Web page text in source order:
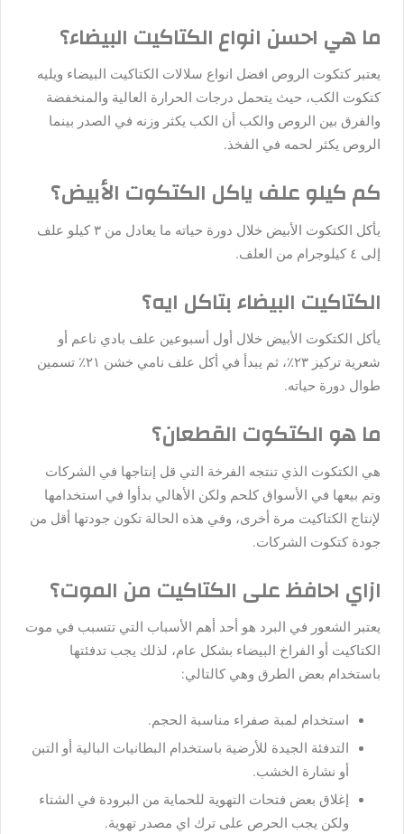
ما هي احسن انواع الكتاكيت البيضاء؟
يعتبر كتكوت الروص افضل انواع سلالات الكتاكيت البيضاء ويليه
كتكوت الكب، حيث يتحمل درجات الحرارة العالية والمنخفضة
والفرق بين الروص والكب أن الكب يكثر وزنه في الصدر بينما
الروص يكثر لحمه في الفخذ.
كم كيلو علف ياكل الكتكوت الأبيض؟
يأكل الكتكوت الأبيض خلال دورة حياته ما يعادل من ٣ كيلو علف
إلى ٤ كيلوجرام من العلف.
الكتاكيت البيضاء بتاكل ايه؟
يأكل الكتكوت الأبيض خلال أول أسبوعين علف بادي ناعم أو
شعرية تركيز ٢٣٪، ثم يبدأ في أكل علف نامي خشن ٢١٪ تسمين
طوال دورة حياته.
ما هو الكتكوت القطعان؟
هي الكتكوت الذي تنتجه الفرخة التي قل إنتاجها في الشركات
وتم بيعها في الأسواق كلحم ولكن الأهالي بدأوا في استخدامها
لإنتاج الكتاكيت مرة أخرى، وفي هذه الحالة تكون جودتها أقل من
جودة كتكوت الشركات.
ازاي احافظ على الكتاكيت من الموت؟
يعتبر الشعور في البرد هو أحد أهم الأسباب التي تتسبب في موت
الكتاكيت أو الفراخ البيضاء بشكل عام، لذلك يجب تدفئتها
باستخدام بعض الطرق وهي كالتالي:
استخدام لمبة صفراء مناسبة الحجم.
التدفئة الجيدة للأرضية باستخدام البطانيات البالية أو التبن
أو نشارة الخشب.
إغلاق بعض فتحات التهوية للحماية من البرودة في الشتاء
ولكن يجب الحرص على ترك اي مصدر تهوية.